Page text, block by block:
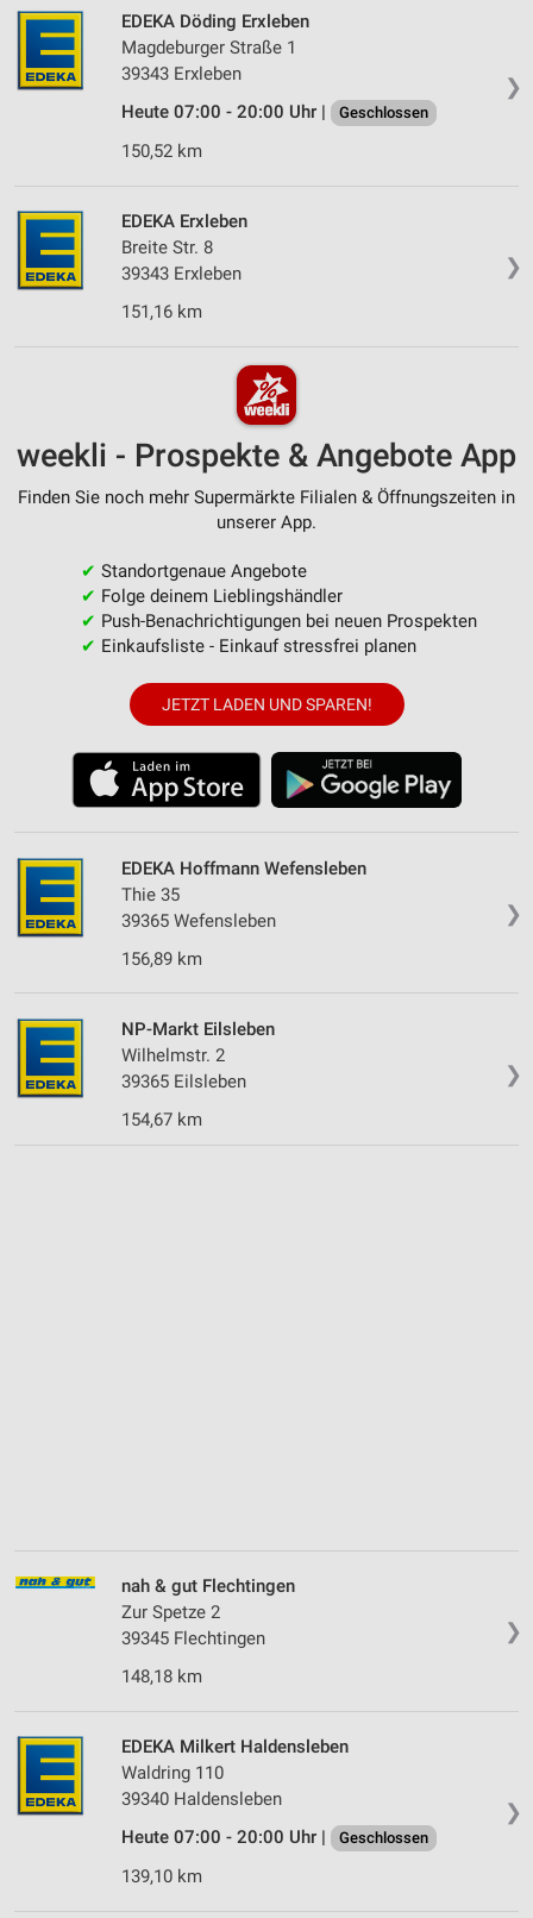
❯
EDEKA Döding Erxleben
Magdeburger Straße 1
39343 Erxleben
Heute 07:00 - 20:00 Uhr |
Geschlossen
150,52 km
❯
EDEKA Erxleben
Breite Str. 8
39343 Erxleben
151,16 km
weekli - Prospekte & Angebote App
Finden Sie noch mehr Supermärkte Filialen & Öffnungszeiten in
unserer App.
✔ Standortgenaue Angebote
✔ Folge deinem Lieblingshändler
✔ Push-Benachrichtigungen bei neuen Prospekten
✔ Einkaufsliste - Einkauf stressfrei planen
JETZT LADEN UND SPAREN!
❯
EDEKA Hoffmann Wefensleben
Thie 35
39365 Wefensleben
156,89 km
❯
NP-Markt Eilsleben
Wilhelmstr. 2
39365 Eilsleben
154,67 km
❯
nah & gut Flechtingen
Zur Spetze 2
39345 Flechtingen
148,18 km
❯
EDEKA Milkert Haldensleben
Waldring 110
39340 Haldensleben
Heute 07:00 - 20:00 Uhr |
Geschlossen
139,10 km